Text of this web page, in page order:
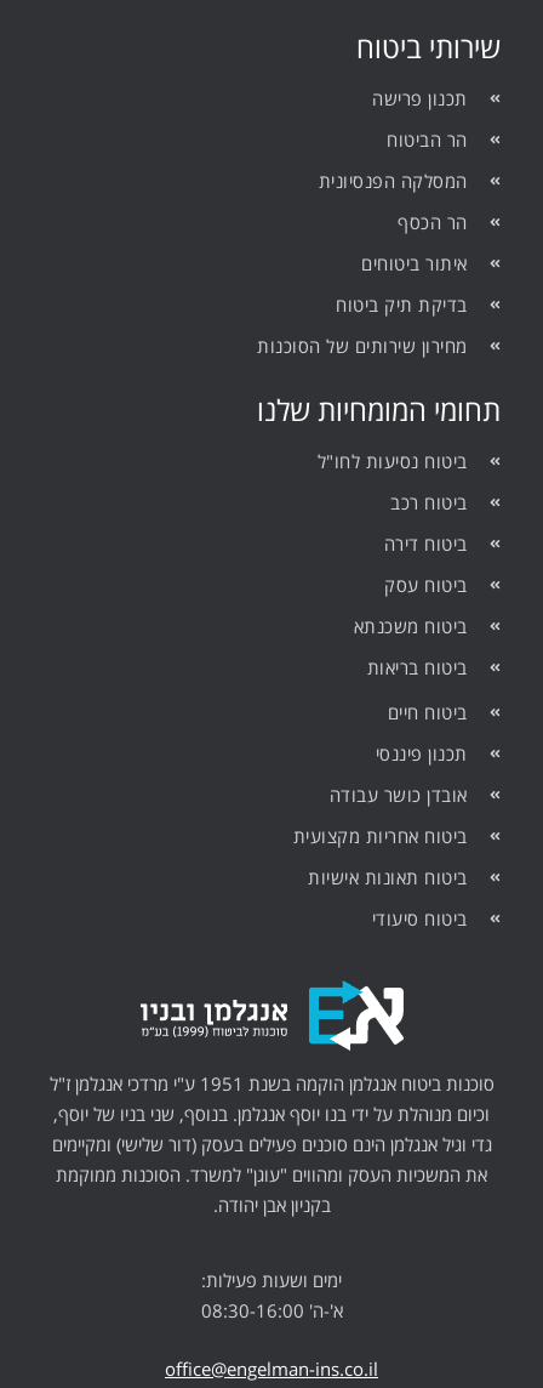
שירותי ביטוח
תכנון פרישה
הר הביטוח
המסלקה הפנסיונית
הר הכסף
איתור ביטוחים
בדיקת תיק ביטוח
מחירון שירותים של הסוכנות
תחומי המומחיות שלנו
ביטוח נסיעות לחו"ל
ביטוח רכב
ביטוח דירה
ביטוח עסק
ביטוח משכנתא
ביטוח בריאות
ביטוח חיים
תכנון פיננסי
אובדן כושר עבודה
ביטוח אחריות מקצועית
ביטוח תאונות אישיות
ביטוח סיעודי
סוכנות ביטוח אנגלמן הוקמה בשנת 1951 ע"י מרדכי אנגלמן ז"ל
וכיום מנוהלת על ידי בנו יוסף אנגלמן. בנוסף, שני בניו של יוסף,
גדי וגיל אנגלמן הינם סוכנים פעילים בעסק (דור שלישי) ומקיימים
את המשכיות העסק ומהווים "עוגן" למשרד. הסוכנות ממוקמת
בקניון אבן יהודה.
ימים ושעות פעילות:
א'-ה' 08:30-16:00
office@engelman-ins.co.il